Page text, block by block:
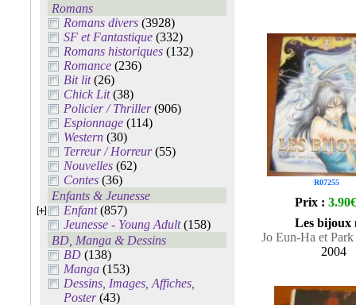
Romans
Romans divers (3928)
SF et Fantastique (332)
Romans historiques (132)
Romance (236)
Bit lit(26)
Chick Lit(38)
Policier / Thriller(906)
Espionnage (114)
Western (30)
Terreur / Horreur(55)
Nouvelles (62)
Contes (36)
Enfants & Jeunesse
Enfant(857)
Jeunesse - Young Adult(158)
BD, Manga & Dessins
BD (138)
Manga (153)
Dessins, Images, Affiches,
Poster(43)
R07255
Prix : 3.90€
Les bijoux
Jo Eun-Ha et
2004